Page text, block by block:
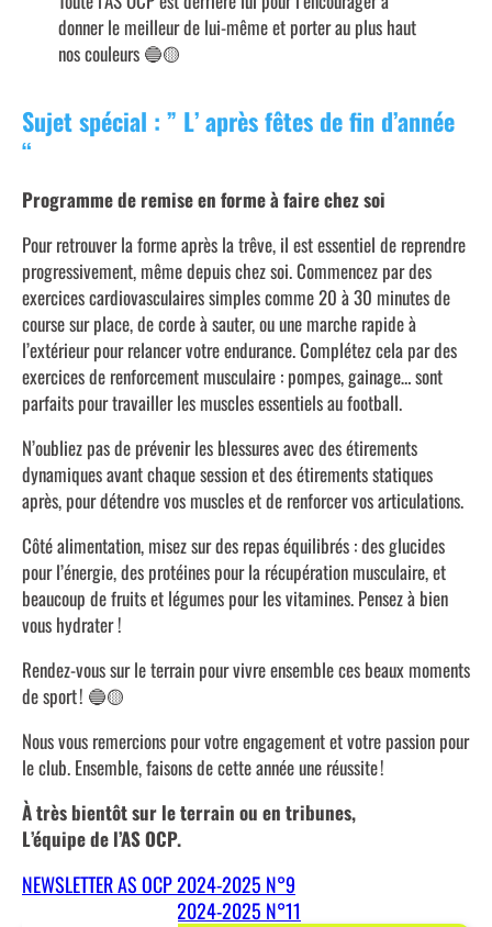
donner le meilleur de lui-même et porter au plus haut
nos couleurs 🔵🟡
Sujet spécial : ” L’ après fêtes de fin d’année
“
Programme de remise en forme à faire chez soi
Pour retrouver la forme après la trêve, il est essentiel de reprendre
progressivement, même depuis chez soi. Commencez par des
exercices cardiovasculaires simples comme 20 à 30 minutes de
course sur place, de corde à sauter, ou une marche rapide à
l’extérieur pour relancer votre endurance. Complétez cela par des
exercices de renforcement musculaire : pompes, gainage… sont
parfaits pour travailler les muscles essentiels au football.
N’oubliez pas de prévenir les blessures avec des étirements
dynamiques avant chaque session et des étirements statiques
après, pour détendre vos muscles et de renforcer vos articulations.
Côté alimentation, misez sur des repas équilibrés : des glucides
pour l’énergie, des protéines pour la récupération musculaire, et
beaucoup de fruits et légumes pour les vitamines. Pensez à bien
vous hydrater !
Rendez-vous sur le terrain pour vivre ensemble ces beaux moments
de sport ! 🔵🟡
Nous vous remercions pour votre engagement et votre passion pour
le club. Ensemble, faisons de cette année une réussite !
À très bientôt sur le terrain ou en tribunes,
L’équipe de l’AS OCP.
NEWSLETTER AS OCP 2024-2025 N°9
NEWSLETTER AS OCP 2024-2025 N°11